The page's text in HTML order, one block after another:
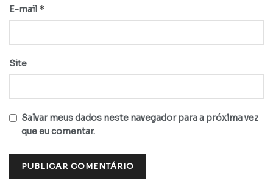
E-mail *
Site
Salvar meus dados neste navegador para a próxima vez
que eu comentar.